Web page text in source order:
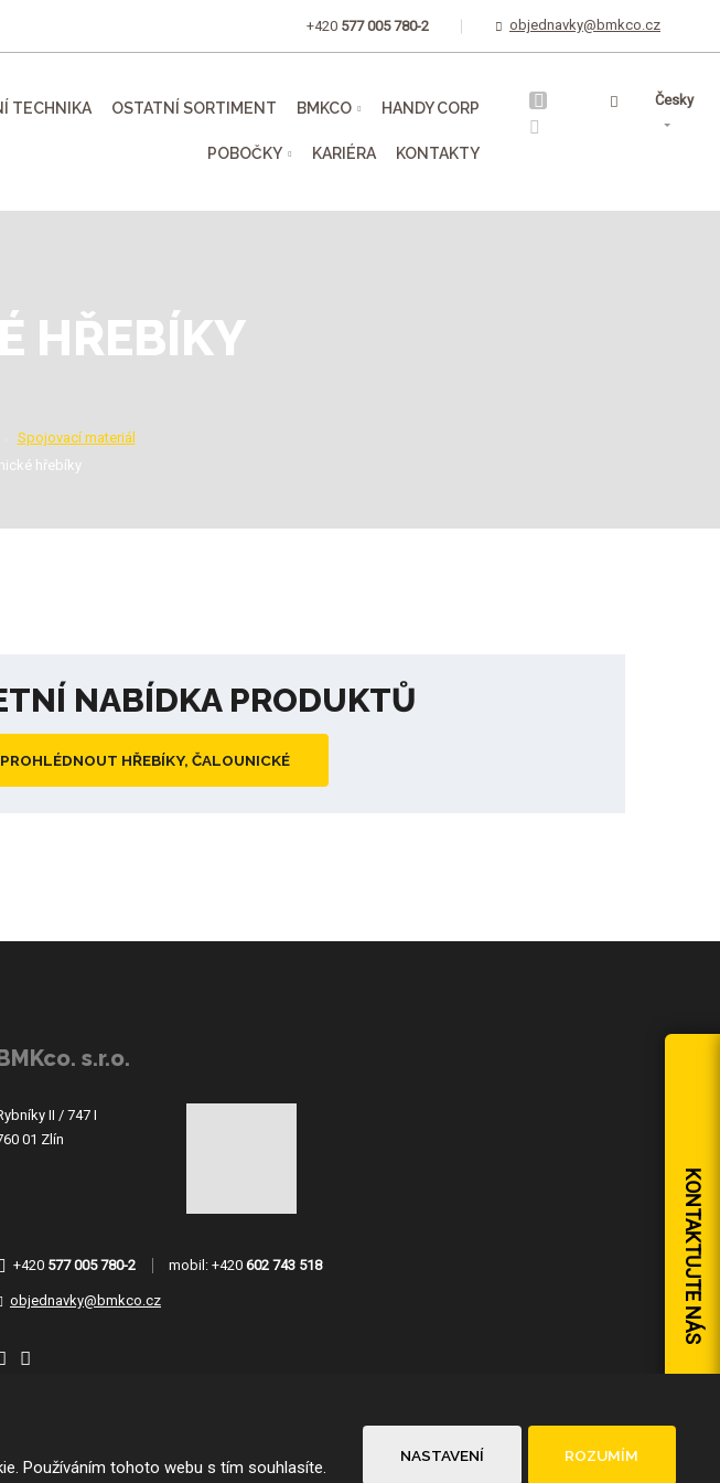
+420 577 005 780-2 objednavky@bmkco.cz
TECHNIKA OSTATNÍ SORTIMENT BMKCO HANDY CORP
POBOČKY KARIÉRA KONTAKTY
Vyhledávání
Česky
HŘEBÍKY
Spojovací materiál
hřebíky
NABÍDKA PRODUKTŮ
PROHLÉDNOUT HŘEBÍKY, ČALOUNICKÉ
s.r.o.
II / 747 I
01 Zlín
+420 577 005 780-2 mobil: +420 602 743 518
objednavky@bmkco.cz KONTAKTUJTE NÁS
Používáním tohoto webu s tím souhlasíte.
NASTAVENÍ ROZUMÍM